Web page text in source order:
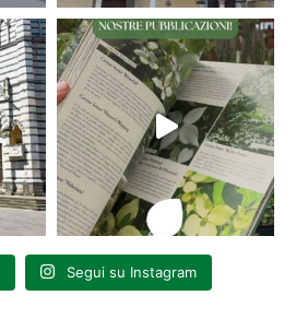
Segui su Instagram